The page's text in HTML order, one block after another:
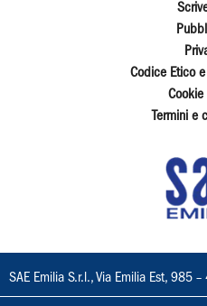
Codice Etico
Cookie
Termini e
SAE Emilia S.r.l., Via Emilia Est,